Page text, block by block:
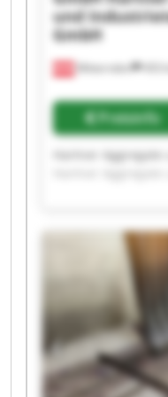
Mitterndorf
und
GmbH
Preisinfo
Hartner
Hartner
Hartner
Hartner
Hartner
Hartner
Hartner
Hartner
Hartner
Hartner Aggregate
Hartner